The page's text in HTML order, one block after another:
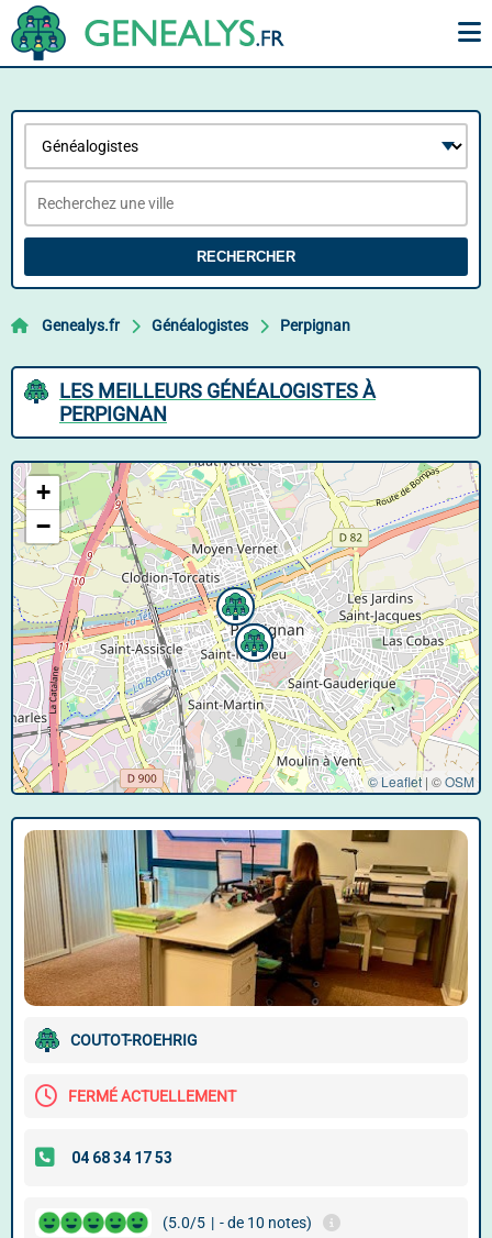
RECHERCHER
Genealys.fr Généalogistes Perpignan
LES MEILLEURS GÉNÉALOGISTES À
PERPIGNAN
+
−
© Leaflet | ©OSM
COUTOT-ROEHRIG
FERMÉ ACTUELLEMENT
(5.0/5 | - de 10 notes)